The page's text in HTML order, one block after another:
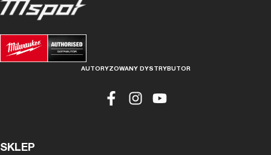
AUTORYZOWANY DYSTRYBUTOR
SKLEP